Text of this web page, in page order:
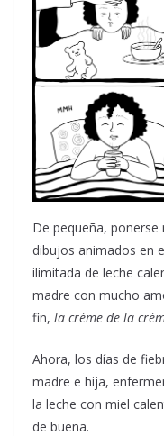
De pequeña,
dibujos animados en
ilimitada de leche
madre con mucho
fin, la crème de la
Ahora, los días de
madre e hija,
la leche con miel
de buena.